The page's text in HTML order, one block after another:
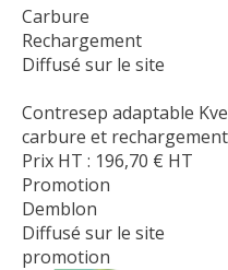
Carbure
Rechargement
Diffusé sur le site
Contresep adaptable
carbure et
Prix HT : 196,70 € HT
Promotion
Demblon
Diffusé sur le site
promotion